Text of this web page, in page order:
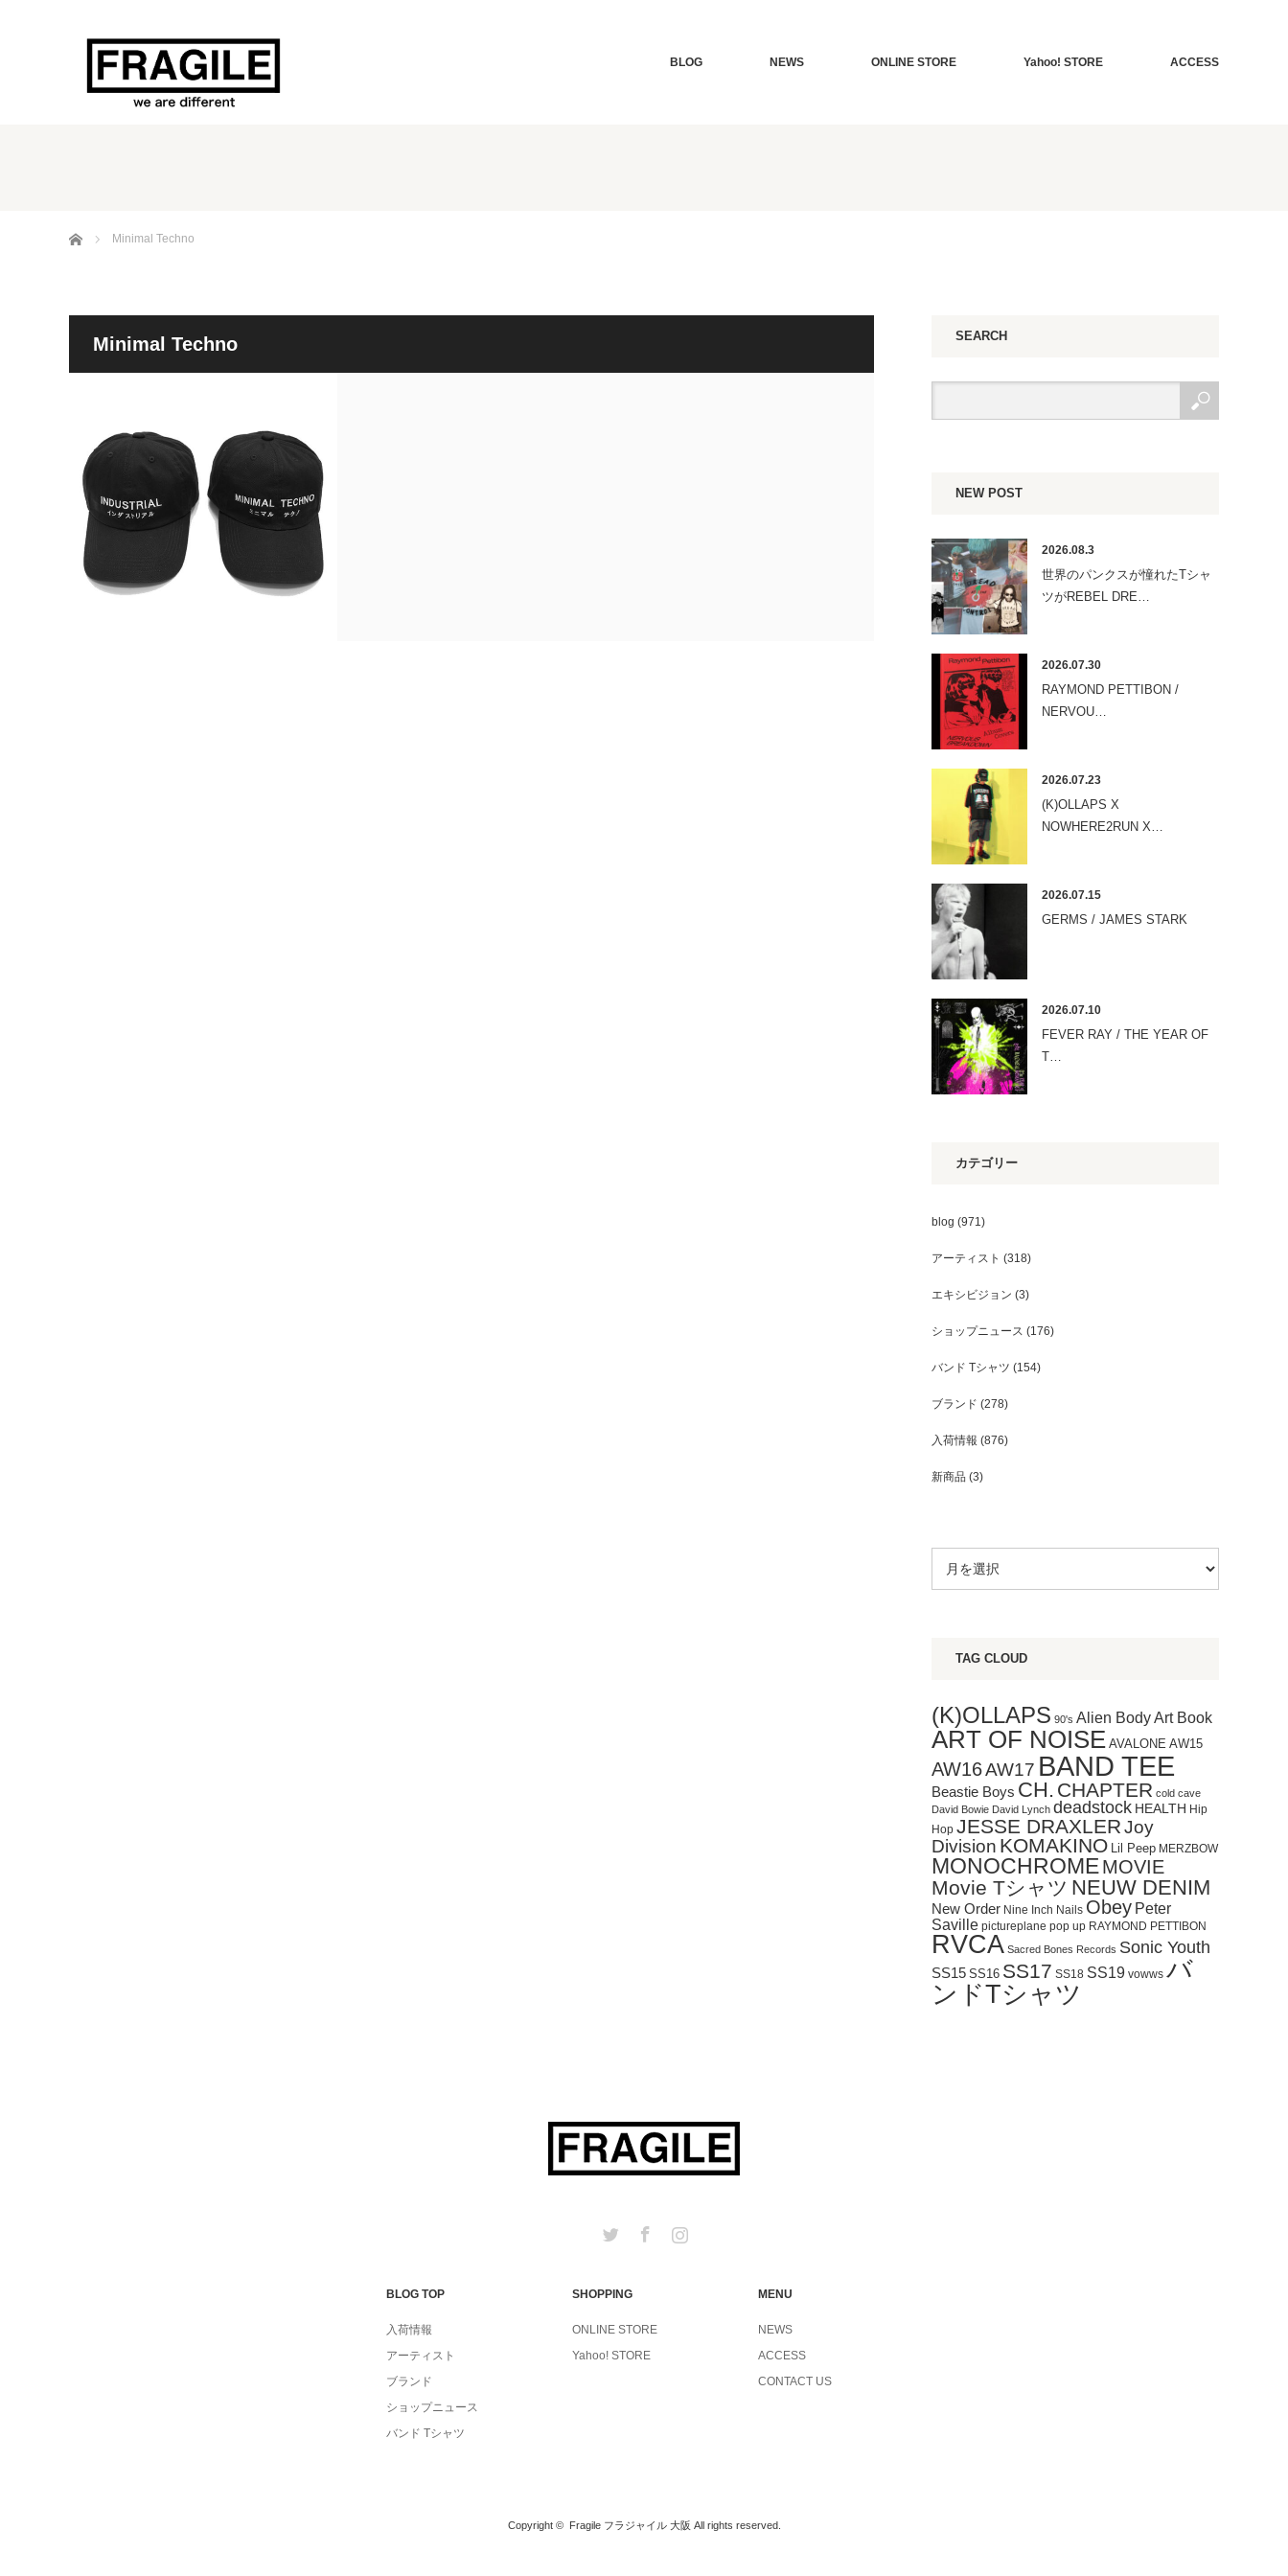
BLOG NEWS ONLINE STORE Yahoo! STORE ACCESS
ホーム Minimal Techno
Minimal Techno SEARCH
NEW POST
2026.08.3
世界のパンクスが憧れたTシャ
ツがREBEL DRE…
2026.07.30
RAYMOND PETTIBON /
NERVOU…
2026.07.23
(K)OLLAPS X
NOWHERE2RUN X…
2026.07.15
GERMS / JAMES STARK
2026.07.10
FEVER RAY / THE YEAR OF
T…
カテゴリー
blog (971)
アーティスト (318)
エキシビジョン (3)
ショップニュース (176)
バンド Tシャツ (154)
ブランド (278)
入荷情報 (876)
新商品 (3)
TAG CLOUD
(K)OLLAPS 90's Alien BodyArt Book
ART OF NOISE AVALONE AW15
AW16AW17 BAND TEE
Beastie Boys CH. CHAPTER cold cave
David Bowie David Lynch deadstock HEALTH Hip
Hop JESSE DRAXLERJoy
Division KOMAKINO Lil Peep MERZBOW
MONOCHROMEMOVIE
Movie Tシャツ NEUW DENIM
New Order Nine Inch Nails Obey Peter
Saville pictureplane pop up RAYMOND PETTIBON
RVCA Sacred Bones Records Sonic Youth
SS15 SS16 SS17 SS18 SS19 vowws バ
ンドTシャツ
Twitter Facebook
BLOG TOP
入荷情報
アーティスト
ブランド
ショップニュース
バンド Tシャツ
SHOPPING
ONLINE STORE
Yahoo! STORE
MENU
NEWS
ACCESS
CONTACT US
Copyright © Fragile フラジャイル 大阪 All rights reserved.